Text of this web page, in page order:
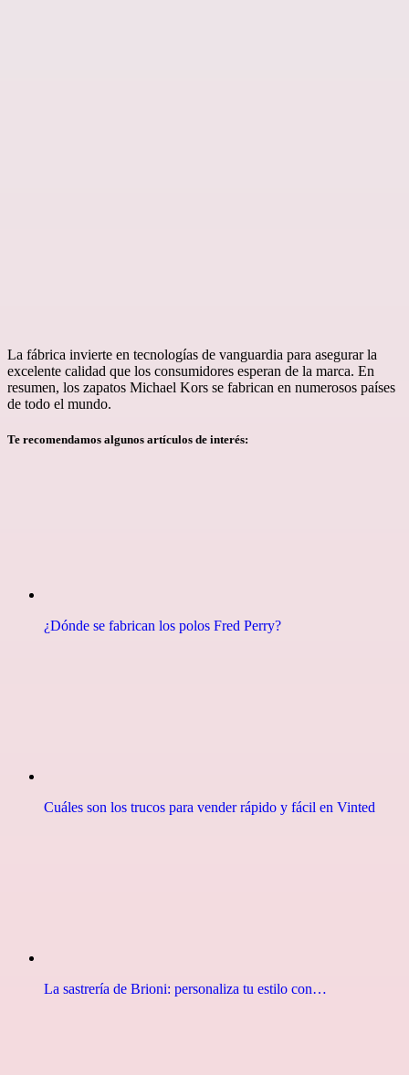
La fábrica invierte en tecnologías de vanguardia para asegurar la
excelente calidad que los consumidores esperan de la marca. En
resumen, los zapatos Michael Kors se fabrican en numerosos países
de todo el mundo.
Te recomendamos algunos artículos de interés:
¿Dónde se fabrican los polos Fred Perry?
Cuáles son los trucos para vender rápido y fácil en Vinted
La sastrería de Brioni: personaliza tu estilo con…